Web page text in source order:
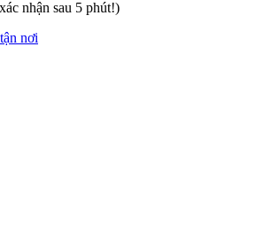
nhận sau 5 phút!)
nơi